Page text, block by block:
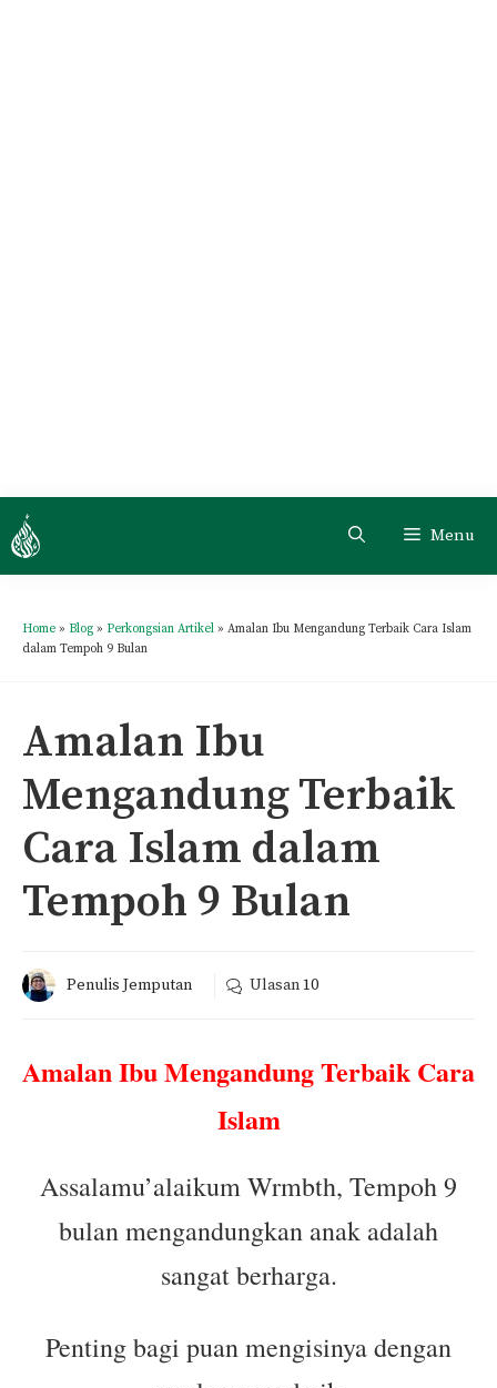
Menu
Home » Blog » Perkongsian Artikel » Amalan Ibu Mengandung Terbaik Cara Islam
dalam Tempoh 9 Bulan
Amalan Ibu
Mengandung Terbaik
Cara Islam dalam
Tempoh 9 Bulan
Penulis Jemputan Ulasan10
Amalan Ibu Mengandung Terbaik Cara
Islam
Assalamu’alaikum Wrmbth, Tempoh 9
bulan mengandungkan anak adalah
sangat berharga.
Penting bagi puan mengisinya dengan